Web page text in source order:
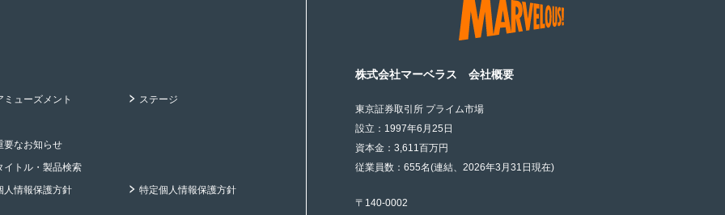
ミューズメント
ステージ
要なお知らせ
イトル・製品検索
人情報保護方針
特定個人情報保護方針
株式会社マーベラス 会社概要
東京証券取引所 プライム市場
設立：1997年6月25日
資本金：3,611百万円
従業員数：655名(連結、2026年3月31日現在)
〒140-0002